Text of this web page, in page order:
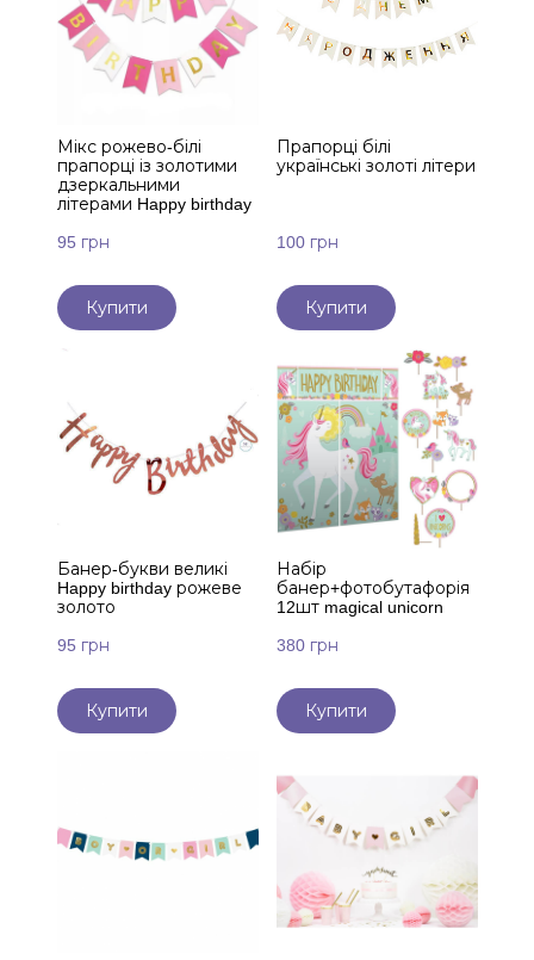
Мікс рожево-білі
прапорці із золотими
дзеркальними
літерами Happy birthday
95 грн
Купити
Прапорці білі
українські золоті літери
100 грн
Купити
Банер-букви великі
Happy birthday рожеве
золото
95 грн
Купити
Набір
банер+фотобутафорія
12шт magical unicorn
380 грн
Купити